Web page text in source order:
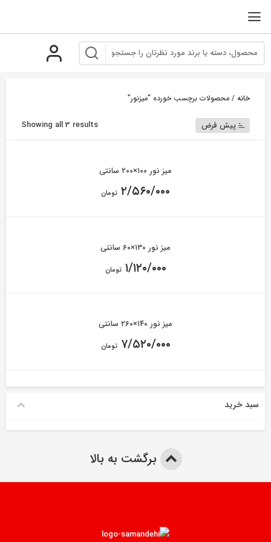
خانه / محصولات برچسب خورده “میزنور”
Showing all 3 results پیش فرض
میز نور ۱۰۰×۲۰۰ سانتی
۲/۵۶۰/۰۰۰ تومان
میز نور ۱۳۰×۶۰ سانتی
۱/۱۲۰/۰۰۰ تومان
میز نور ۱۴۰×۲۶۰ سانتی
۷/۵۲۰/۰۰۰ تومان
سبد خرید
برگشت به بالا